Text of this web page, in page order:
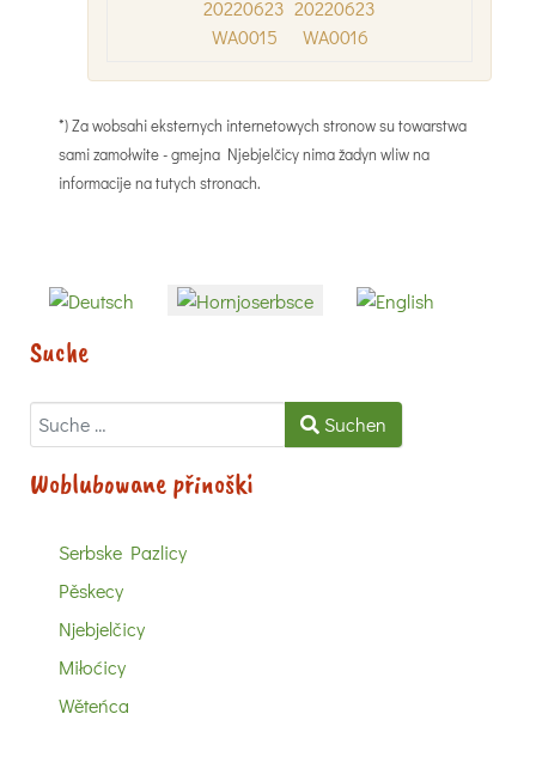
*) Za wobsahi eksternych internetowych stronow su towarstwa
sami zamołwite - gmejna Njebjelčicy nima žadyn wliw na
informacije na tutych stronach.
Sprache auswählen
Suche
Suchen Suchen
Woblubowane přinoški
Serbske Pazlicy
Pěskecy
Njebjelčicy
Miłoćicy
Wěteńca